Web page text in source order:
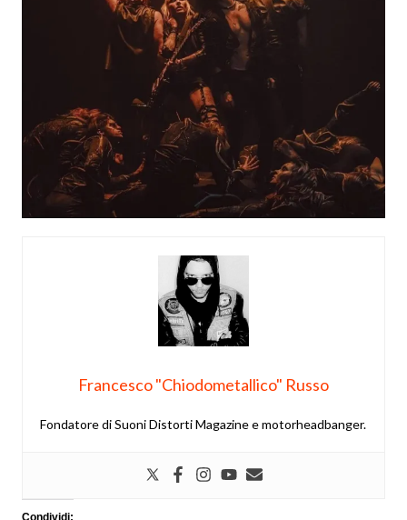
Francesco "Chiodometallico" Russo
Fondatore di Suoni Distorti Magazine e motorheadbanger.
Condividi: